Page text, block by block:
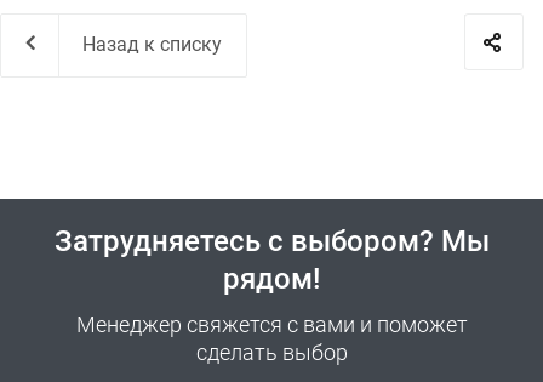
Назад к списку
Затрудняетесь с выбором? Мы
рядом!
Менеджер свяжется с вами и поможет
сделать выбор